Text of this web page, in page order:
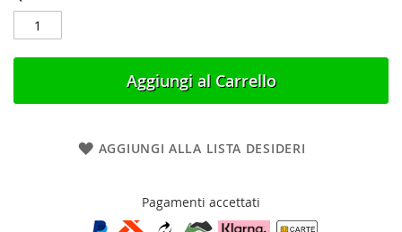
Aggiungi al Carrello
AGGIUNGI ALLA LISTA DESIDERI
Pagamenti accettati